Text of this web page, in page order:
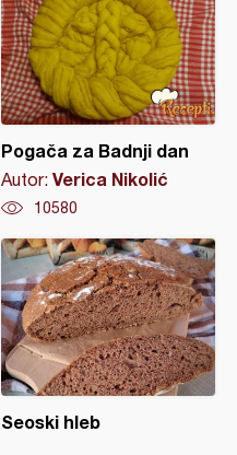
Pogača za Badnji dan
Autor: Verica Nikolić
10580
Seoski hleb